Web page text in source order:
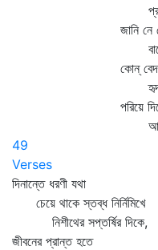
প্রাণ উঠিল
জানি নে কোন্‌
বাজে
কোন্‌ বেদনায়
হৃদয় ভরা
পরিয়ে দিতে চাই
আপন
49
Verses
দিনান্তে ধরণী যথা
চেয়ে থাকে স্তব্ধ নির্নিমিখে
নিশীথের সপ্তর্ষির দিকে,
জীবনের প্রান্ত হতে